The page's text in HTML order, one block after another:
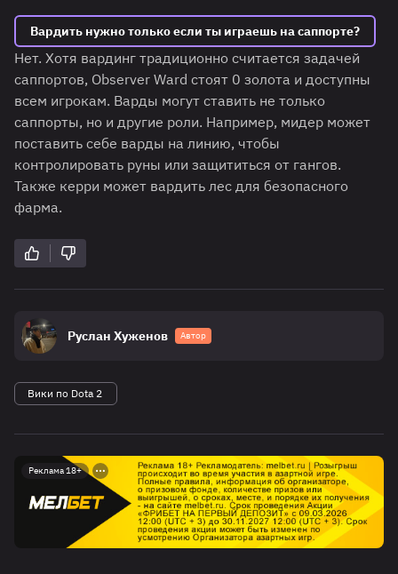
Вардить нужно только если ты играешь на саппорте?
Нет. Хотя вардинг традиционно считается задачей
саппортов, Observer Ward стоят 0 золота и доступны
всем игрокам. Варды могут ставить не только
саппорты, но и другие роли. Например, мидер может
поставить себе варды на линию, чтобы
контролировать руны или защититься от гангов.
Также керри может вардить лес для безопасного
фарма.
Руслан Хуженов Автор
Вики по Dota 2
Реклама 18+